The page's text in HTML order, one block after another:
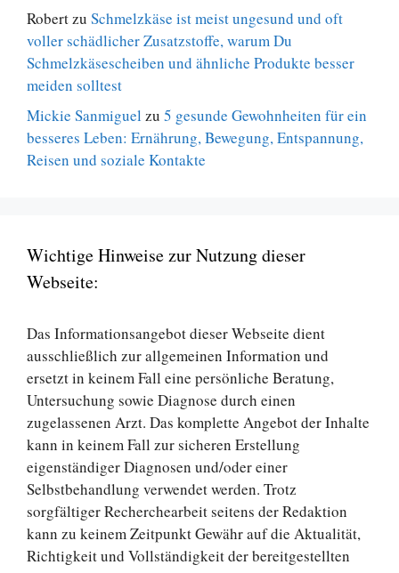
Robertzu Schmelzkäse ist meist ungesund und oft
voller schädlicher Zusatzstoffe, warum Du
Schmelzkäsescheiben und ähnliche Produkte besser
meiden solltest
Mickie Sanmiguel zu 5 gesunde Gewohnheiten für ein
besseres Leben: Ernährung, Bewegung, Entspannung,
Reisen und soziale Kontakte
Wichtige Hinweise zur Nutzung dieser
Webseite:
Das Informationsangebot dieser Webseite dient
ausschließlich zur allgemeinen Information und
ersetzt in keinem Fall eine persönliche Beratung,
Untersuchung sowie Diagnose durch einen
zugelassenen Arzt. Das komplette Angebot der Inhalte
kann in keinem Fall zur sicheren Erstellung
eigenständiger Diagnosen und/oder einer
Selbstbehandlung verwendet werden. Trotz
sorgfältiger Recherchearbeit seitens der Redaktion
kann zu keinem Zeitpunkt Gewähr auf die Aktualität,
Richtigkeit und Vollständigkeit der bereitgestellten